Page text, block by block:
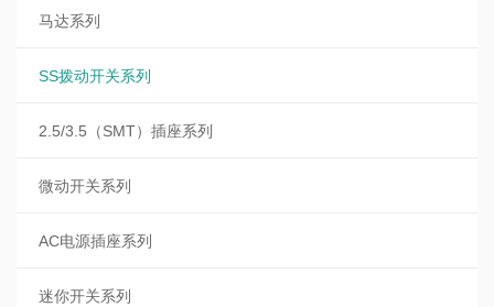
马达系列
SS拨动开关系列
2.5/3.5（SMT）插座系列
微动开关系列
AC电源插座系列
迷你开关系列